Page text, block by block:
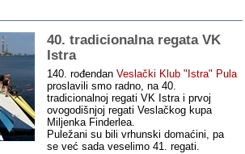
40. tradicionalna regata VK
Istra
140. rođendanVeslački Klub "Istra" Pula
proslavili smo radno, na 40.
tradicionalnoj regati VK Istra i prvoj
ovogodišnjoj regati Veslačkog kupa
Miljenka Finderlea.
Puležani su bili vrhunski domaćini, pa
se već sada veselimo 41. regati.